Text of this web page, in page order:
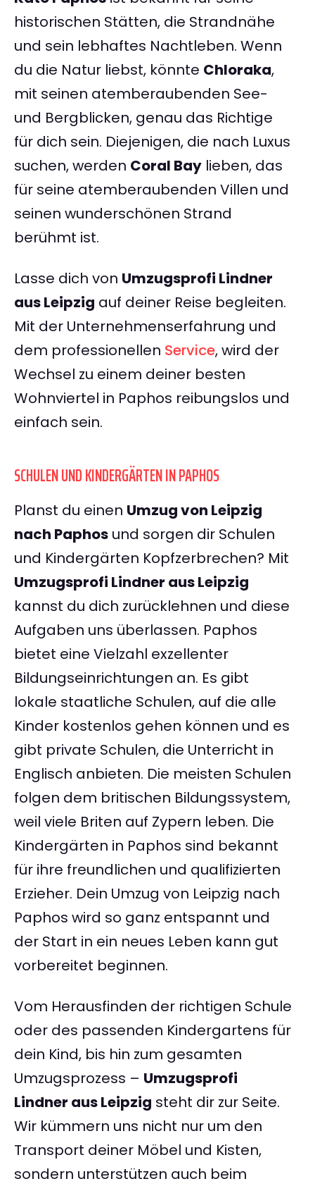
historischen Stätten, die Strandnähe
und sein lebhaftes Nachtleben. Wenn
du die Natur liebst, könnte Chloraka,
mit seinen atemberaubenden See-
und Bergblicken, genau das Richtige
für dich sein. Diejenigen, die nach Luxus
suchen, werden Coral Bay lieben, das
für seine atemberaubenden Villen und
seinen wunderschönen Strand
berühmt ist.
Lasse dich von Umzugsprofi Lindner
aus Leipzig auf deiner Reise begleiten.
Mit der Unternehmenserfahrung und
dem professionellen Service, wird der
Wechsel zu einem deiner besten
Wohnviertel in Paphos reibungslos und
einfach sein.
SCHULEN UND KINDERGÄRTEN IN PAPHOS
Planst du einen Umzug von Leipzig
nach Paphos und sorgen dir Schulen
und Kindergärten Kopfzerbrechen? Mit
Umzugsprofi Lindner aus Leipzig
kannst du dich zurücklehnen und diese
Aufgaben uns überlassen. Paphos
bietet eine Vielzahl exzellenter
Bildungseinrichtungen an. Es gibt
lokale staatliche Schulen, auf die alle
Kinder kostenlos gehen können und es
gibt private Schulen, die Unterricht in
Englisch anbieten. Die meisten Schulen
folgen dem britischen Bildungssystem,
weil viele Briten auf Zypern leben. Die
Kindergärten in Paphos sind bekannt
für ihre freundlichen und qualifizierten
Erzieher. Dein Umzug von Leipzig nach
Paphos wird so ganz entspannt und
der Start in ein neues Leben kann gut
vorbereitet beginnen.
Vom Herausfinden der richtigen Schule
oder des passenden Kindergartens für
dein Kind, bis hin zum gesamten
Umzugsprozess – Umzugsprofi
Lindner aus Leipzig steht dir zur Seite.
Wir kümmern uns nicht nur um den
Transport deiner Möbel und Kisten,
sondern unterstützen auch beim